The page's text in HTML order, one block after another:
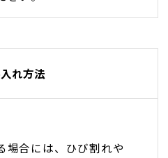
、揚げ物には使えませ
熱いのでご注意くださ
ん。
れ方法
場合には、ひび割れや